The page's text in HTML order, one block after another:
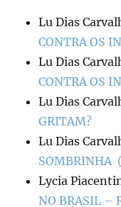
Lu Dias
CONTRA OS
Lu Dias
CONTRA OS
Lu Dias
GRITAM?
Lu Dias
SOMBRINHA
Lycia
NO BRASIL –